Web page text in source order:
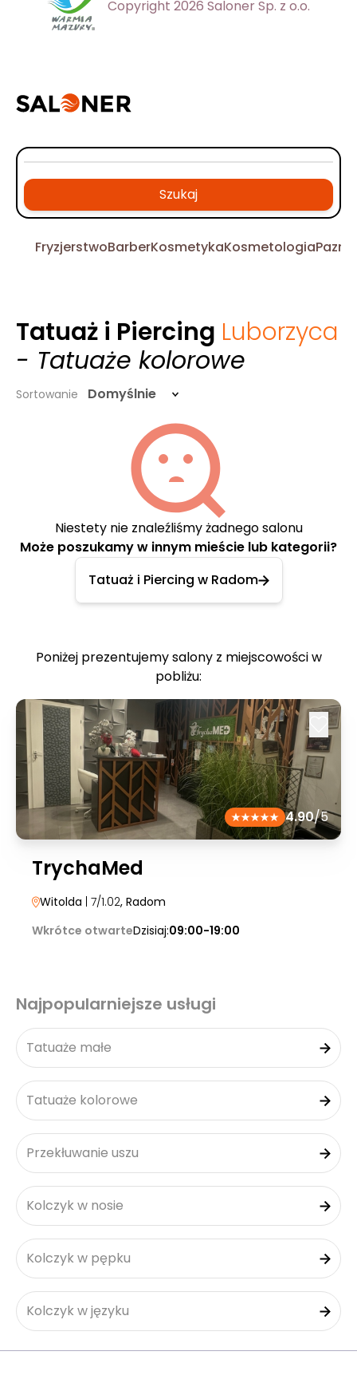
Copyright 2026 Saloner Sp. z o.o.
Szukaj
FryzjerstwoBarberKosmetykaKosmetologia
Tatuaż i Piercing Luborzyca
- Tatuaże kolorowe
Sortowanie Domyślnie
Niestety nie znaleźliśmy żadnego salonu
Może poszukamy w innym mieście lub kategorii?
Tatuaż i Piercing w Radom
Poniżej prezentujemy salony z miejscowości w
pobliżu:
4.90/5
TrychaMed
Witolda | 7/1.02, Radom
Wkrótce otwarteDzisiaj:09:00-19:00
Najpopularniejsze usługi
Tatuaże małe
Tatuaże kolorowe
Przekłuwanie uszu
Kolczyk w nosie
Kolczyk w pępku
Kolczyk w języku